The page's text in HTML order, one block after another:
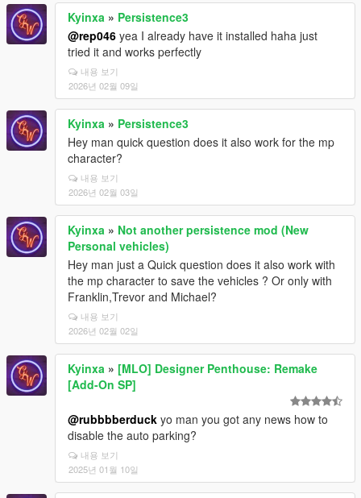
Kyinxa » Persistence3
@rep046 yea I already have it installed haha just
tried it and works perfectly
내용 보기
2026년 02월 09일
Kyinxa » Persistence3
Hey man quick question does it also work for the mp
character?
내용 보기
2026년 02월 03일
Kyinxa » Not another persistence mod (New
Personal vehicles)
Hey man just a Quick question does it also work with
the mp character to save the vehicles ? Or only with
Franklin,Trevor and Michael?
내용 보기
2026년 02월 02일
Kyinxa » [MLO] Designer Penthouse: Remake
[Add-On SP]
@rubbbberduck yo man you got any news how to
disable the auto parking?
내용 보기
2025년 01월 10일